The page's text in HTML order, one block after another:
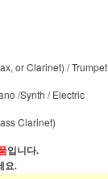
or Clarinet) / Trumpet
/Synth / Electric
Clarinet)
입니다.
요.